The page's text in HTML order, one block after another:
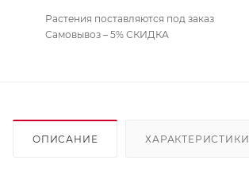
Растения поставляются под заказ
Самовывоз – 5% СКИДКА
ОПИСАНИЕ ХАРАКТЕРИСТИКИ